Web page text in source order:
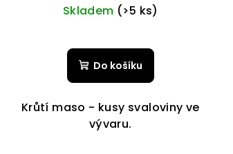
Skladem (>5 ks)
Do košíku
Krůtí maso - kusy svaloviny ve
vývaru.